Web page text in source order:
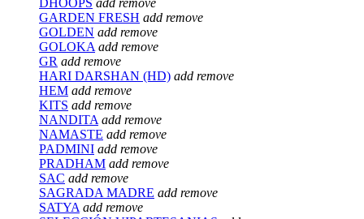
DHOOPS add remove
GARDEN FRESH add remove
GOLDEN add remove
GOLOKA add remove
GR add remove
HARI DARSHAN (HD) add remove
HEM add remove
KITS add remove
NANDITA add remove
NAMASTE add remove
PADMINI add remove
PRADHAM add remove
SAC add remove
SAGRADA MADRE add remove
SATYA add remove